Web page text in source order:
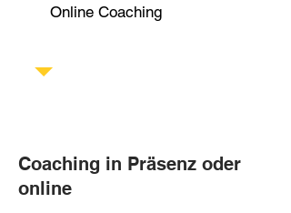
Online Coaching
Coaching in Präsenz oder
online